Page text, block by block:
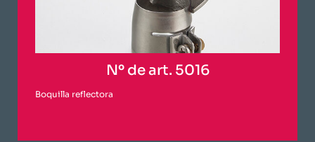
Nº de art. 5016
Boquilla reflectora